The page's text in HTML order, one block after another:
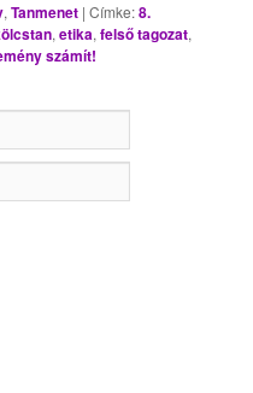
,Tanmenet |Címke:8.
,etika,felső tagozat,
számít!